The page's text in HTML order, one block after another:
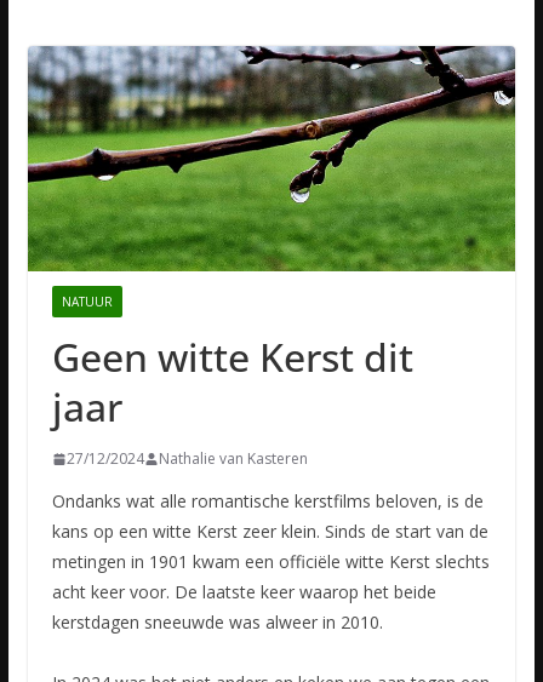
NATUUR
Geen witte Kerst dit
jaar
27/12/2024 Nathalie van Kasteren
Ondanks wat alle romantische kerstfilms beloven, is de
kans op een witte Kerst zeer klein. Sinds de start van de
metingen in 1901 kwam een officiële witte Kerst slechts
acht keer voor. De laatste keer waarop het beide
kerstdagen sneeuwde was alweer in 2010.